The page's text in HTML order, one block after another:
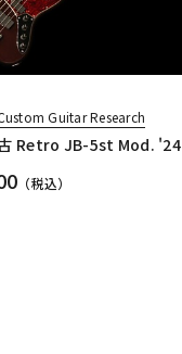
Guitar Research
Retro JB-5st Mod. '24
（税込）